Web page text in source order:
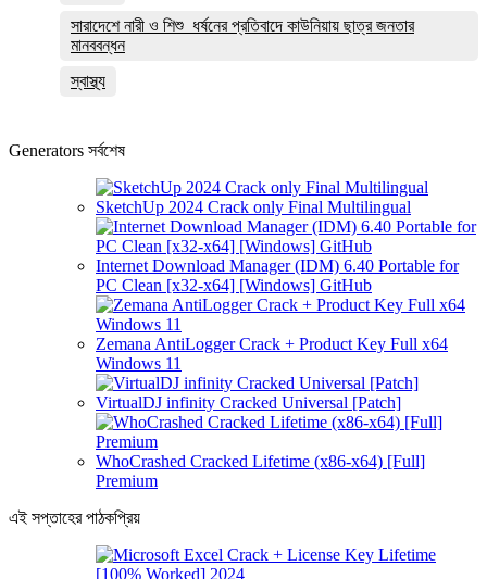
সারাদেশে নারী ও শিশু ধর্ষনের প্রতিবাদে কাউনিয়ায় ছাত্র জনতার
মানববন্ধন
স্বাস্থ্য
Generators সর্বশেষ
SketchUp 2024 Crack only Final Multilingual
Internet Download Manager (IDM) 6.40 Portable for
PC Clean [x32-x64] [Windows] GitHub
Zemana AntiLogger Crack + Product Key Full x64
Windows 11
VirtualDJ infinity Cracked Universal [Patch]
WhoCrashed Cracked Lifetime (x86-x64) [Full]
Premium
এই সপ্তাহের পাঠকপ্রিয়